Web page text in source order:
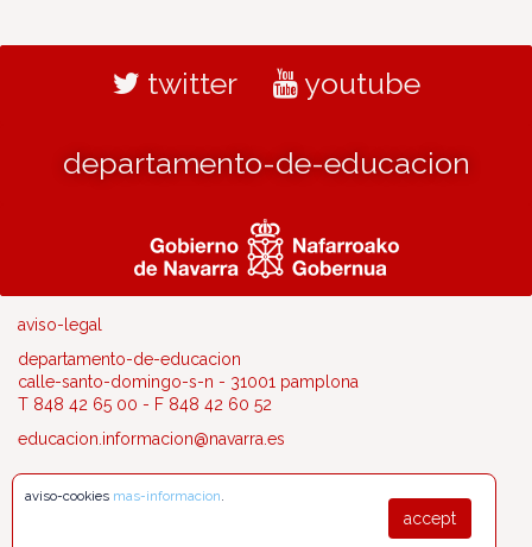
twitter youtube
departamento-de-educacion
aviso-legal
departamento-de-educacion
calle-santo-domingo-s-n - 31001 pamplona
T 848 42 65 00 - F 848 42 60 52
educacion.informacion@navarra.es
accept
aviso-cookies mas-informacion.